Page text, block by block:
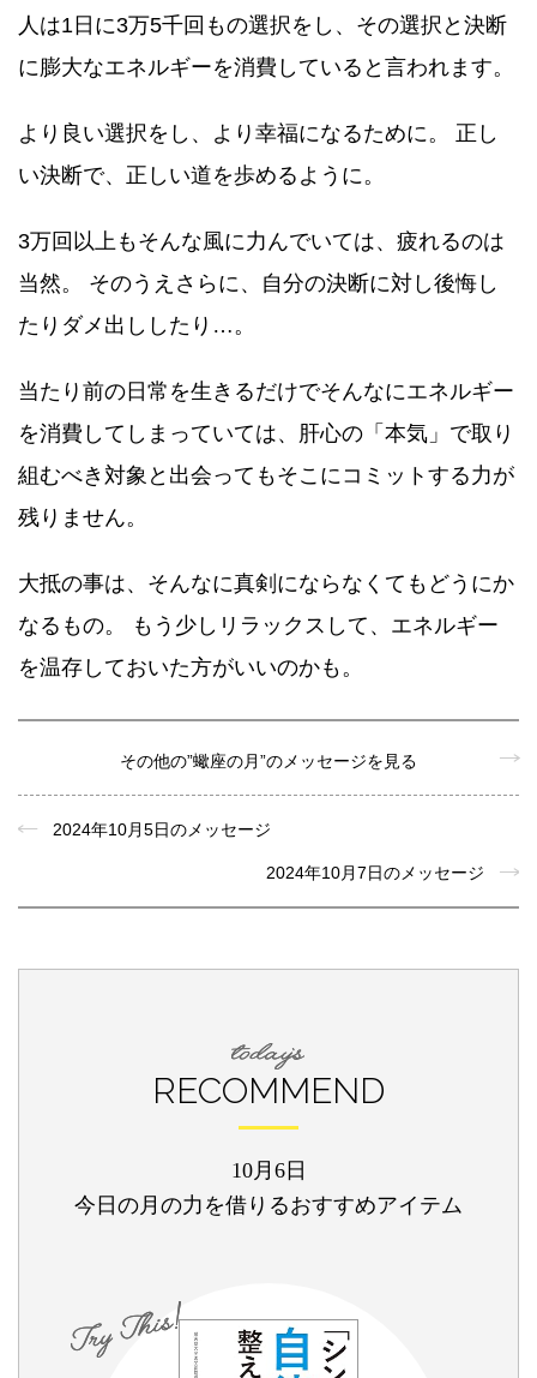
人は1日に3万5千回もの選択をし、その選択と決断
に膨大なエネルギーを消費していると言われます。
より良い選択をし、より幸福になるために。 正し
い決断で、正しい道を歩めるように。
3万回以上もそんな風に力んでいては、疲れるのは
当然。 そのうえさらに、自分の決断に対し後悔し
たりダメ出ししたり…。
当たり前の日常を生きるだけでそんなにエネルギー
を消費してしまっていては、肝心の「本気」で取り
組むべき対象と出会ってもそこにコミットする力が
残りません。
大抵の事は、そんなに真剣にならなくてもどうにか
なるもの。 もう少しリラックスして、エネルギー
を温存しておいた方がいいのかも。
その他の”蠍座の月”のメッセージを見る
2024年10月5日のメッセージ
2024年10月7日のメッセージ
RECOMMEND
10月6日
今日の月の力を借りるおすすめアイテム